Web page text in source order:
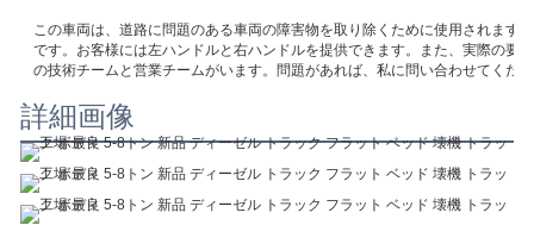
この車両は、道路に問題のある車両の障害物を取り除くために使用されます
です。お客様には左ハンドルと右ハンドルを提供できます。また、実際の要
の技術チームと営業チームがいます。問題があれば、私に問い合わせてくだ
詳細画像